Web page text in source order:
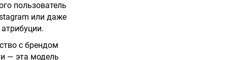
пользователь
или даже
с брендом
— эта модель